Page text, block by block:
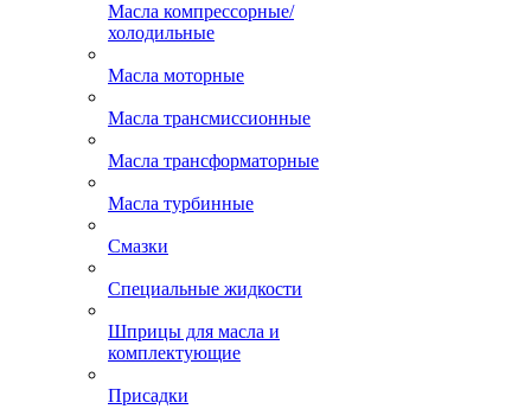
Масла компрессорные/
холодильные
Масла моторные
Масла трансмиссионные
Масла трансформаторные
Масла турбинные
Смазки
Специальные жидкости
Шприцы для масла и
комплектующие
Присадки